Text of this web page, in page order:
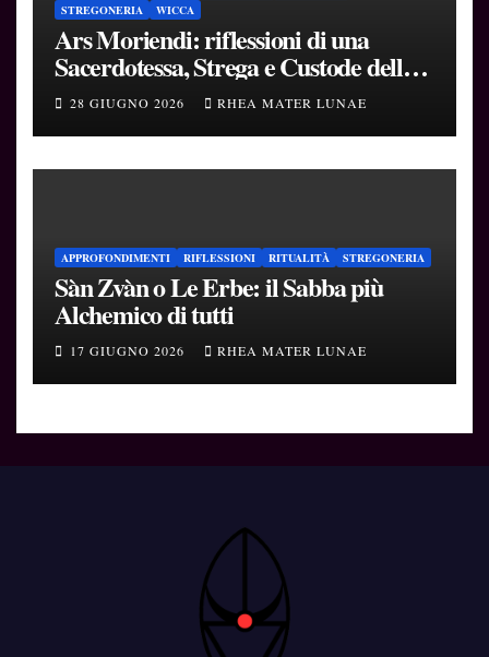
STREGONERIA
WICCA
Ars Moriendi: riflessioni di una
Sacerdotessa, Strega e Custode delle
Soglie
28 GIUGNO 2026 RHEA MATER LUNAE
APPROFONDIMENTI RIFLESSIONI RITUALITÀ STREGONERIA
Sàn Zvàn o Le Erbe: il Sabba più
Alchemico di tutti
17 GIUGNO 2026 RHEA MATER LUNAE